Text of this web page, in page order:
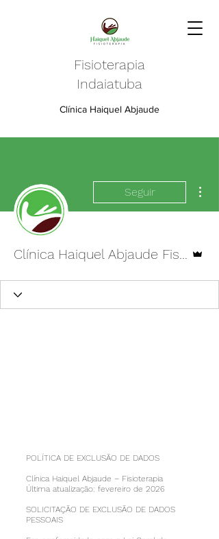
Fisioterapia
Indaiatuba
Clínica Haiquel Abjaude
Seguir
Clínica Haiquel Abjaude Fisioterapia
POLÍTICA DE EXCLUSÃO DE DADOS
Clínica Haiquel Abjaude – Fisioterapia
Última atualização: fevereiro de 2026
SOLICITAÇÃO DE EXCLUSÃO DE DADOS
PESSOAIS